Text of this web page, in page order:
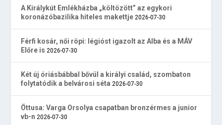
A Királykút Emlékházba „költözött” az egykori
koronázóbazilika hiteles makettje 2026-07-30
Férfi kosár, női röpi: légióst igazolt az Alba és a MÁV
Előre is 2026-07-30
Két új óriásbábbal bővül a királyi család, szombaton
folytatódik a belvárosi séta 2026-07-30
Öttusa: Varga Orsolya csapatban bronzérmes a junior
vb-n 2026-07-30